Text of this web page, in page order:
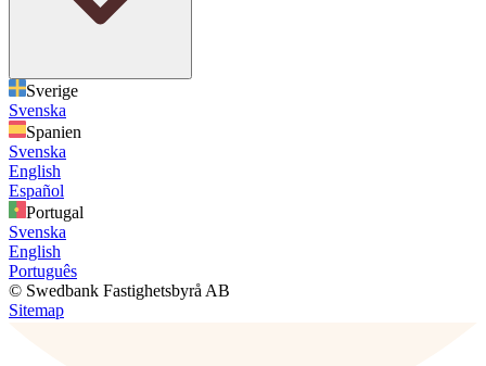
Sverige
Svenska
Spanien
Svenska
English
Español
Portugal
Svenska
English
Português
© Swedbank Fastighetsbyrå AB
Sitemap